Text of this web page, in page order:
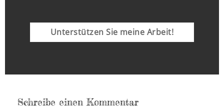
Unterstützen Sie meine Arbeit!
Schreibe einen Kommentar